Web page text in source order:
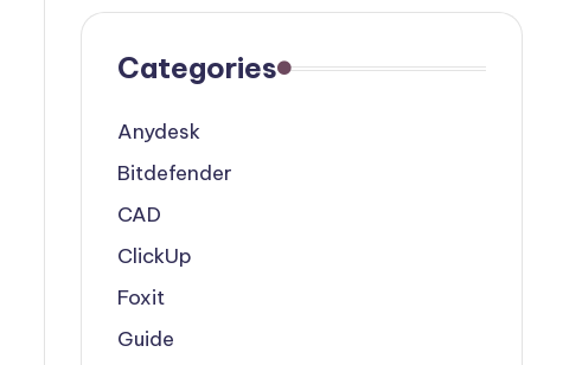
Categories
Anydesk
Bitdefender
CAD
ClickUp
Foxit
Guide